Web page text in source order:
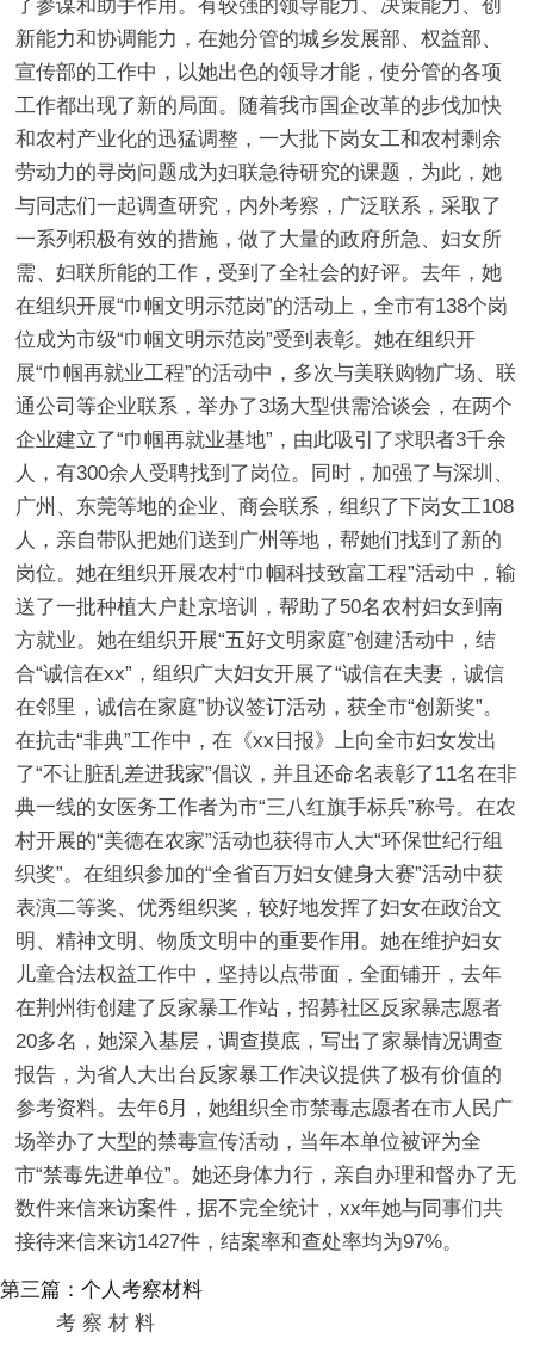
了参谋和助手作用。有较强的领导能力、决策能力、创
新能力和协调能力，在她分管的城乡发展部、权益部、
宣传部的工作中，以她出色的领导才能，使分管的各项
工作都出现了新的局面。随着我市国企改革的步伐加快
和农村产业化的迅猛调整，一大批下岗女工和农村剩余
劳动力的寻岗问题成为妇联急待研究的课题，为此，她
与同志们一起调查研究，内外考察，广泛联系，采取了
一系列积极有效的措施，做了大量的政府所急、妇女所
需、妇联所能的工作，受到了全社会的好评。去年，她
在组织开展“巾帼文明示范岗”的活动上，全市有138个岗
位成为市级“巾帼文明示范岗”受到表彰。她在组织开
展“巾帼再就业工程”的活动中，多次与美联购物广场、联
通公司等企业联系，举办了3场大型供需洽谈会，在两个
企业建立了“巾帼再就业基地”，由此吸引了求职者3千余
人，有300余人受聘找到了岗位。同时，加强了与深圳、
广州、东莞等地的企业、商会联系，组织了下岗女工108
人，亲自带队把她们送到广州等地，帮她们找到了新的
岗位。她在组织开展农村“巾帼科技致富工程”活动中，输
送了一批种植大户赴京培训，帮助了50名农村妇女到南
方就业。她在组织开展“五好文明家庭”创建活动中，结
合“诚信在xx”，组织广大妇女开展了“诚信在夫妻，诚信
在邻里，诚信在家庭”协议签订活动，获全市“创新奖”。
在抗击“非典”工作中，在《xx日报》上向全市妇女发出
了“不让脏乱差进我家”倡议，并且还命名表彰了11名在非
典一线的女医务工作者为市“三八红旗手标兵”称号。在农
村开展的“美德在农家”活动也获得市人大“环保世纪行组
织奖”。在组织参加的“全省百万妇女健身大赛”活动中获
表演二等奖、优秀组织奖，较好地发挥了妇女在政治文
明、精神文明、物质文明中的重要作用。她在维护妇女
儿童合法权益工作中，坚持以点带面，全面铺开，去年
在荆州街创建了反家暴工作站，招募社区反家暴志愿者
20多名，她深入基层，调查摸底，写出了家暴情况调查
报告，为省人大出台反家暴工作决议提供了极有价值的
参考资料。去年6月，她组织全市禁毒志愿者在市人民广
场举办了大型的禁毒宣传活动，当年本单位被评为全
市“禁毒先进单位”。她还身体力行，亲自办理和督办了无
数件来信来访案件，据不完全统计，xx年她与同事们共
接待来信来访1427件，结案率和查处率均为97%。
第三篇：个人考察材料
考 察 材 料